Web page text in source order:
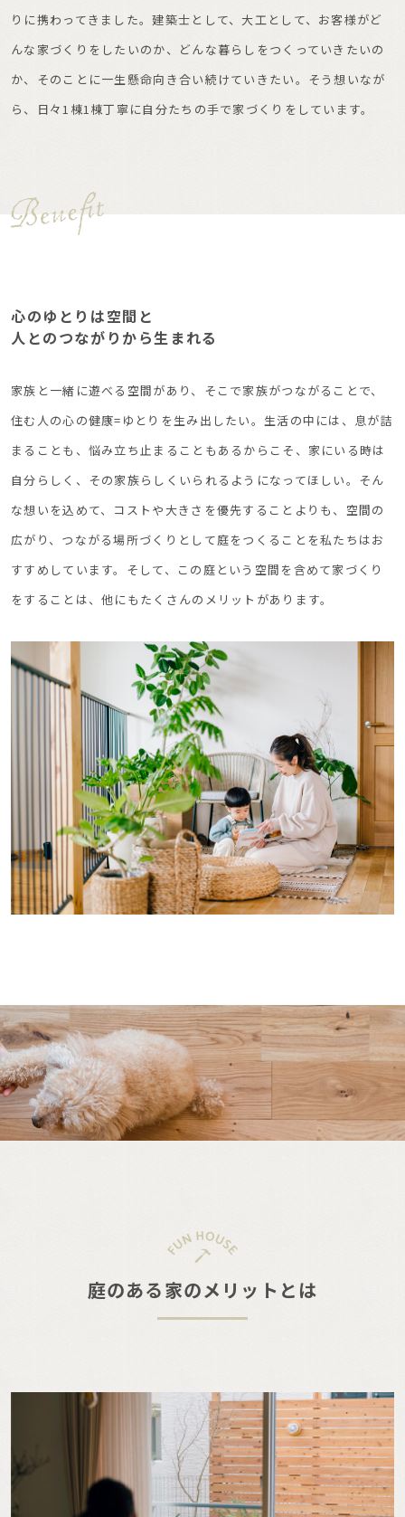
りに携わってきました。建築士として、大工として、お客様がど
んな家づくりをしたいのか、どんな暮らしをつくっていきたいの
か、そのことに一生懸命向き合い続けていきたい。そう想いなが
ら、日々1棟1棟丁寧に自分たちの手で家づくりをしています。
心のゆとりは空間と
人とのつながりから生まれる
家族と一緒に遊べる空間があり、そこで家族がつながることで、
住む人の心の健康=ゆとりを生み出したい。生活の中には、息が詰
まることも、悩み立ち止まることもあるからこそ、家にいる時は
自分らしく、その家族らしくいられるようになってほしい。そん
な想いを込めて、コストや大きさを優先することよりも、空間の
広がり、つながる場所づくりとして庭をつくることを私たちはお
すすめしています。そして、この庭という空間を含めて家づくり
をすることは、他にもたくさんのメリットがあります。
庭のある家のメリットとは